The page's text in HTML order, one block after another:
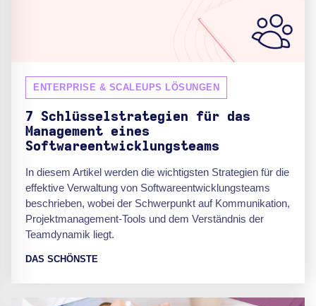
ENTERPRISE & SCALEUPS LÖSUNGEN
7 Schlüsselstrategien für das
Management eines
Softwareentwicklungsteams
In diesem Artikel werden die wichtigsten Strategien für die
effektive Verwaltung von Softwareentwicklungsteams
beschrieben, wobei der Schwerpunkt auf Kommunikation,
Projektmanagement-Tools und dem Verständnis der
Teamdynamik liegt.
DAS SCHÖNSTE